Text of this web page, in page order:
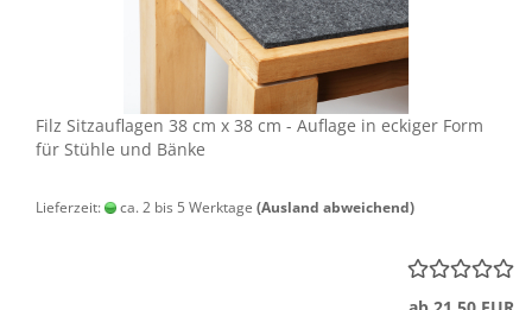
Filz Sitz­auf­la­gen 38 cm x 38 cm - Auf­la­ge in ecki­ger Form
für Stüh­le und Bänke
Lieferzeit: ca. 2 bis 5 Werktage (Ausland abweichend)